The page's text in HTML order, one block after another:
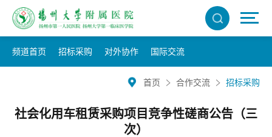
频道首页 招标采购 对外协作 国际交流
首页 合作交流 招标采购
社会化用车租赁采购项目竞争性磋商公告（三
次）